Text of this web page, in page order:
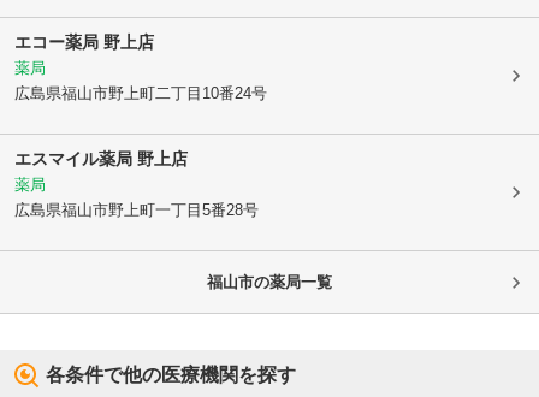
エコー薬局 野上店
薬局
広島県福山市野上町二丁目10番24号
エスマイル薬局 野上店
薬局
広島県福山市野上町一丁目5番28号
福山市の薬局一覧
各条件で他の医療機関を探す